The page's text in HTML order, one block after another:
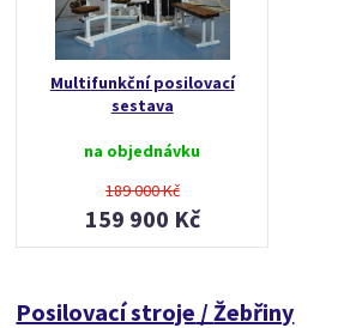
Multifunkční posilovací
sestava
na objednávku
189 000 Kč
159 900 Kč
Posilovací stroje /Žebřiny